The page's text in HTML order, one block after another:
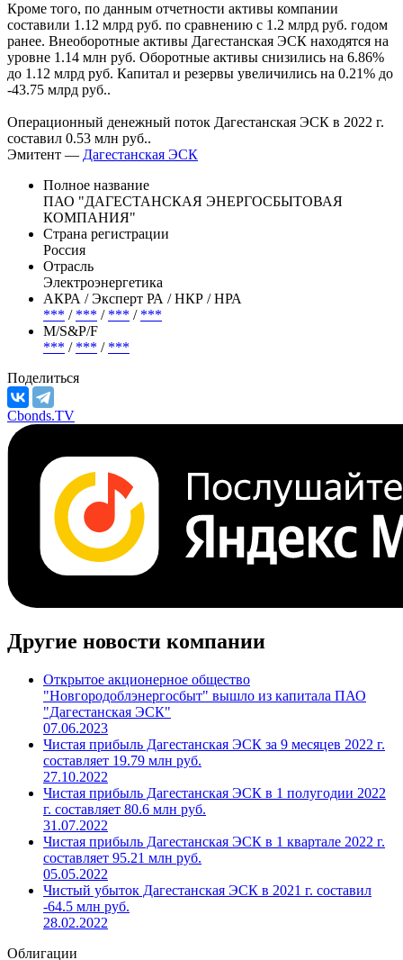
Кроме того, по данным отчетности активы компании
составили 1.12 млрд руб. по сравнению с 1.2 млрд руб. годом
ранее. Внеоборотные активы Дагестанская ЭСК находятся на
уровне 1.14 млн руб. Оборотные активы снизились на 6.86%
до 1.12 млрд руб. Капитал и резервы увеличились на 0.21% до
-43.75 млрд руб..
Операционный денежный поток Дагестанская ЭСК в 2022 г.
составил 0.53 млн руб..
Эмитент — Дагестанская ЭСК
Полное название
ПАО "ДАГЕСТАНСКАЯ ЭНЕРГОСБЫТОВАЯ
КОМПАНИЯ"
Страна регистрации
Россия
Отрасль
Электроэнергетика
АКРА / Эксперт РА / НКР / НРА
*** / *** / *** / ***
М/S&P/F
*** / *** / ***
Поделиться
Cbonds.TV
Другие новости компании
Открытое акционерное общество
"Новгородоблэнергосбыт" вышло из капитала ПАО
"Дагестанская ЭСК"
07.06.2023
Чистая прибыль Дагестанская ЭСК за 9 месяцев 2022 г.
составляет 19.79 млн руб.
27.10.2022
Чистая прибыль Дагестанская ЭСК в 1 полугодии 2022
г. составляет 80.6 млн руб.
31.07.2022
Чистая прибыль Дагестанская ЭСК в 1 квартале 2022 г.
составляет 95.21 млн руб.
05.05.2022
Чистый убыток Дагестанская ЭСК в 2021 г. составил
-64.5 млн руб.
28.02.2022
Облигации